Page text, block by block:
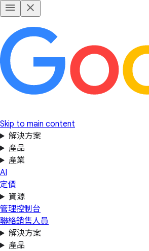
Skip to main content
解決方案
產品
產業
AI
定價
資源
管理控制台
聯絡銷售人員
解決方案
產品